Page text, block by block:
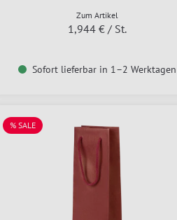
Zum Artikel
1,944 € / St.
Sofort lieferbar in 1–2 Werktagen
% SALE